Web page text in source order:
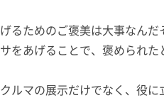
るためのご褒美は大事なんだ
をあげることで、褒められ
ルマの展示だけでなく、役